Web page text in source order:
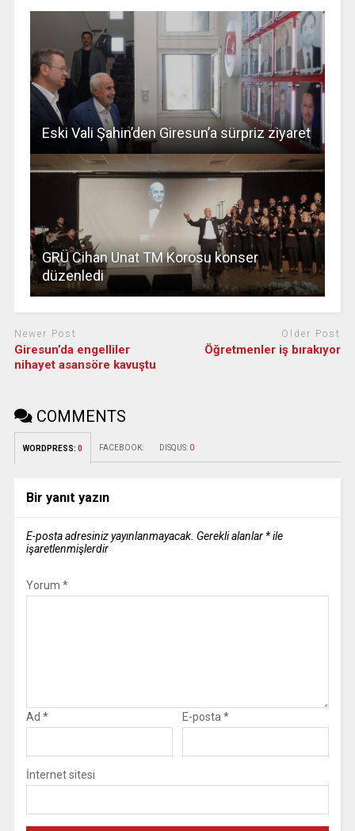
Eski Vali Şahin’den Giresun’a sürpriz ziyaret
GRÜ Cihan Unat TM Korosu konser
düzenledi
Newer Post
Giresun’da engelliler
nihayet asansöre kavuştu
Older Post
Öğretmenler iş bırakıyor
COMMENTS
WORDPRESS: 0 FACEBOOK: DISQUS: 0
Bir yanıt yazın
E-posta adresiniz yayınlanmayacak. Gerekli alanlar *ile
işaretlenmişlerdir
Yorum *
Ad * E-posta*
İnternet sitesi